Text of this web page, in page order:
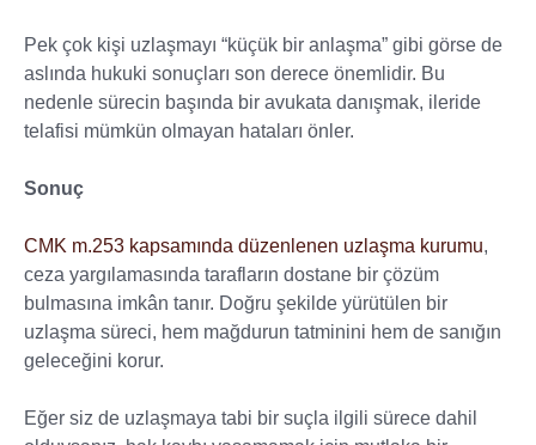
Pek çok kişi uzlaşmayı “küçük bir anlaşma” gibi görse de
aslında hukuki sonuçları son derece önemlidir. Bu
nedenle sürecin başında bir avukata danışmak, ileride
telafisi mümkün olmayan hataları önler.
Sonuç
CMK m.253 kapsamında düzenlenen uzlaşma kurumu,
ceza yargılamasında tarafların dostane bir çözüm
bulmasına imkân tanır. Doğru şekilde yürütülen bir
uzlaşma süreci, hem mağdurun tatminini hem de sanığın
geleceğini korur.
Eğer siz de uzlaşmaya tabi bir suçla ilgili sürece dahil